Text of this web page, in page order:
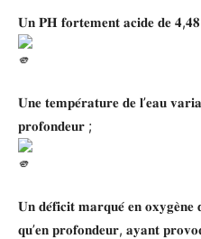
𝐔𝐧 𝐏𝐇 𝐟𝐨𝐫𝐭𝐞𝐦𝐞𝐧𝐭 𝐚𝐜𝐢𝐝𝐞 𝐝𝐞
𝐔𝐧𝐞 𝐭𝐞𝐦𝐩𝐞́𝐫𝐚𝐭𝐮𝐫𝐞 𝐝𝐞 𝐥’𝐞𝐚𝐮
𝐩𝐫𝐨𝐟𝐨𝐧𝐝𝐞𝐮𝐫 ;
𝐔𝐧 𝐝𝐞́𝐟𝐢𝐜𝐢𝐭 𝐦𝐚𝐫𝐪𝐮𝐞́ 𝐞𝐧 𝐨𝐱𝐲𝐠𝐞̀𝐧𝐞
𝐪𝐮’𝐞𝐧 𝐩𝐫𝐨𝐟𝐨𝐧𝐝𝐞𝐮𝐫, 𝐚𝐲𝐚𝐧𝐭